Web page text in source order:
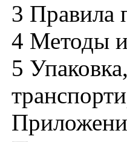
3 Правила
4 Методы
5